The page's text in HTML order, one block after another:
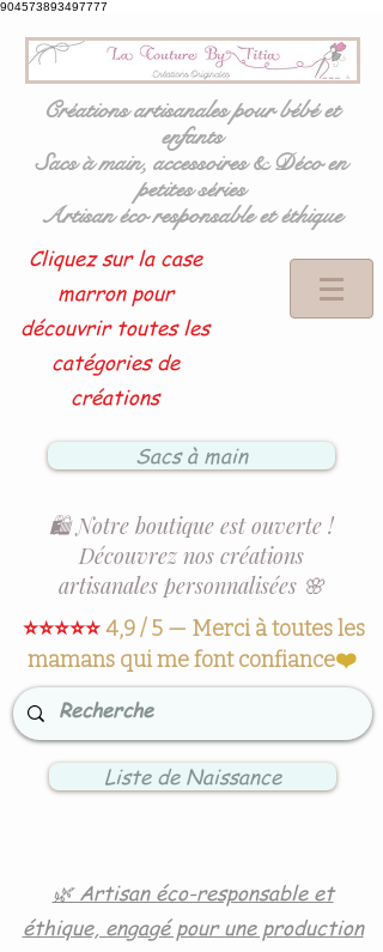
904573893497777
Créations artisanales pour bébé et
enfants
Sacs à main, accessoires & Déco en
petites séries
Artisan éco responsable et éthique
Cliquez sur la case
marron pour
découvrir toutes les
catégories de
créations
Sacs à main
🛍️ Notre boutique est ouverte !
Découvrez nos créations
artisanales personnalisées 🌸
⭐⭐⭐⭐⭐4,9 / 5 — Merci à toutes les
mamans qui me font confiance❤️
Liste de Naissance
🌿 Artisan éco-responsable et
éthique, engagé pour une production